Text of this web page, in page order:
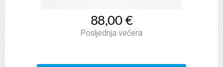
88,00 €
Posljednja večera